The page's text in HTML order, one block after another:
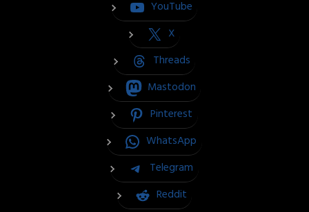
YouTube
X
Threads
Mastodon
Pinterest
WhatsApp
Telegram
Reddit